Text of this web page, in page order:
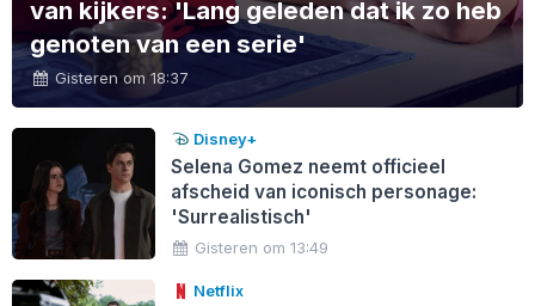
van kijkers: 'Lang geleden dat ik zo heb
genoten van een serie'
Gisteren om 18:37
Disney+
Selena Gomez neemt officieel
afscheid van iconisch personage:
'Surrealistisch'
Gisteren om 13:49
Netflix